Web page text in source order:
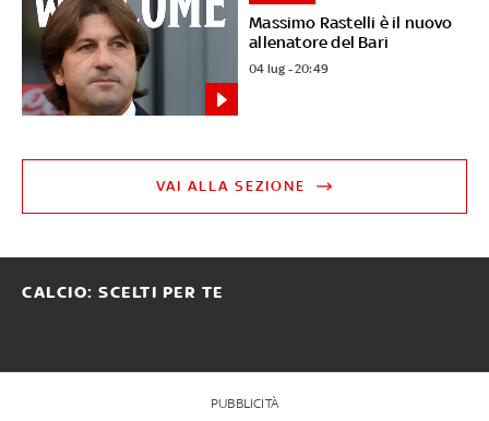
Massimo Rastelli è il nuovo
allenatore del Bari
04 lug - 20:49
VAI ALLA SEZIONE
CALCIO: SCELTI PER TE
PUBBLICITÀ